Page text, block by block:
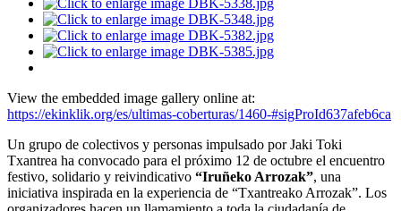
View the embedded image gallery online at:
https://ekinklik.org/es/ultimas-coberturas/1460-#sigProId637afeb6ca
Un grupo de colectivos y personas impulsado por Jaki Toki
Txantrea ha convocado para el próximo 12 de octubre el encuentro
festivo, solidario y reivindicativo “Iruñeko Arrozak”, una
iniciativa inspirada en la experiencia de “Txantreako Arrozak”. Los